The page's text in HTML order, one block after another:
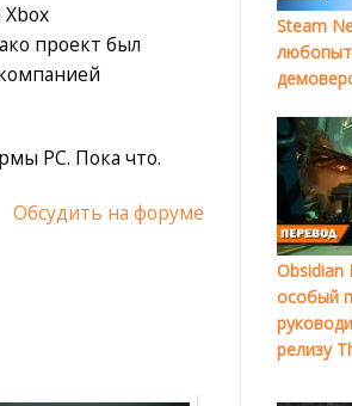
проект был
PC. Пока что.
Обсудить на форуме
Steam
Obsidian
особый
релизу